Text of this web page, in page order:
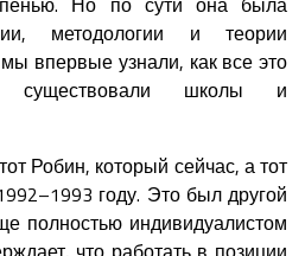
методологии и теории
впервые узнали, как все это
существовали школы и
Робин, который сейчас, а тот
году. Это был другой
полностью индивидуалистом